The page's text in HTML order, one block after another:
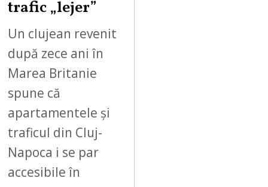
trafic „lejer”
Un clujean revenit
după zece ani în
Marea Britanie
spune că
apartamentele și
traficul din Cluj-
Napoca i se par
accesibile în